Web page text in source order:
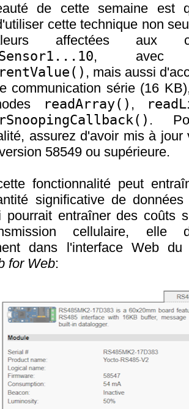
de cette semaine est
cette technique non
affectées aux
, avec
, mais aussi
communication série (16
readArray() ,
.
assurez d'avoir mis à jour
58549 ou supérieure.
fonctionnalité peut
significative de
pourrait entraîner des coûts
cellulaire, elle
dans l'interface Web
for Web: